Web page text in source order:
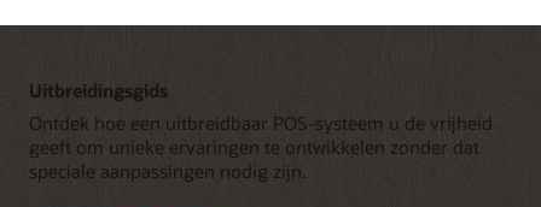
Uitbreidingsgids
Ontdek hoe een uitbreidbaar POS-systeem u de vrijheid
geeft om unieke ervaringen te ontwikkelen zonder dat
speciale aanpassingen nodig zijn.